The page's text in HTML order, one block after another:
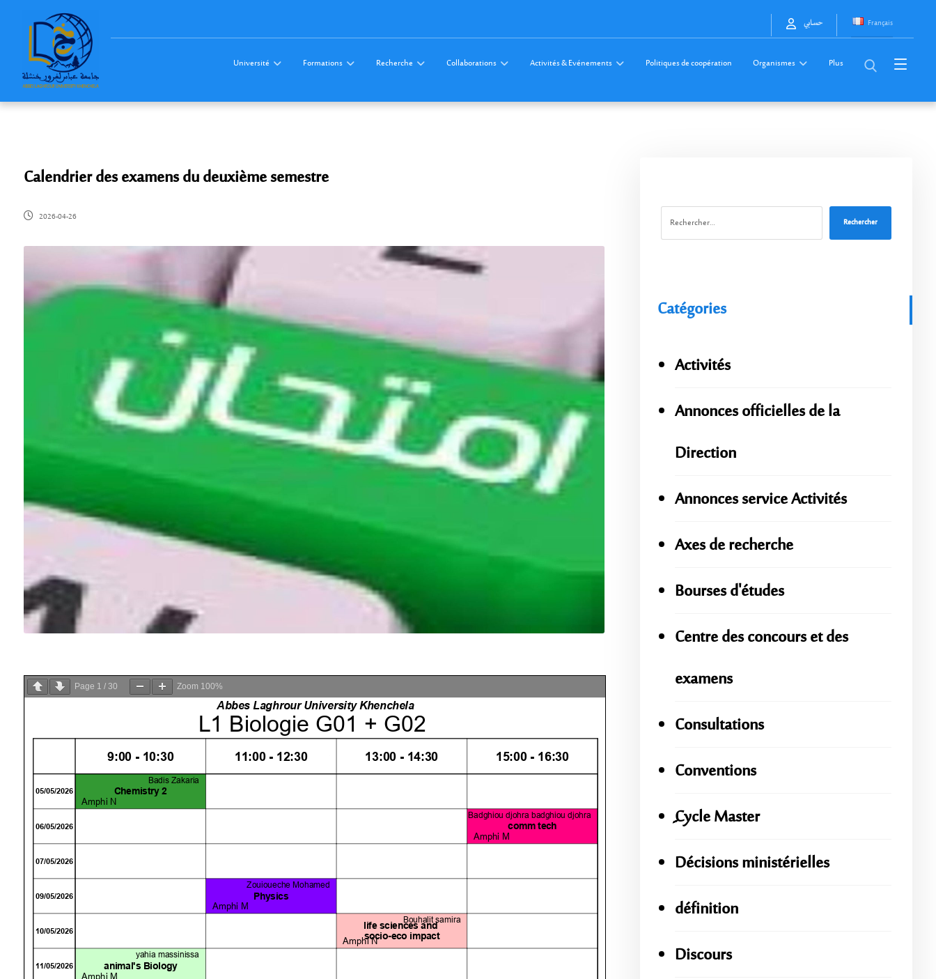
Français حسابي
Université Formations Recherche Collaborations Activités & Evénements Politiques de coopération Organismes Plus
Calendrier des examens du deuxième semestre
2026-04-26
Page 1 / 30 Zoom 100%
Rechercher
Catégories
Activités
Annonces officielles de la
Direction
Annonces service Activités
Axes de recherche
Bourses d'études
Centre des concours et des
examens
Consultations
Conventions
ِِِCycle Master
Décisions ministérielles
définition
Discours